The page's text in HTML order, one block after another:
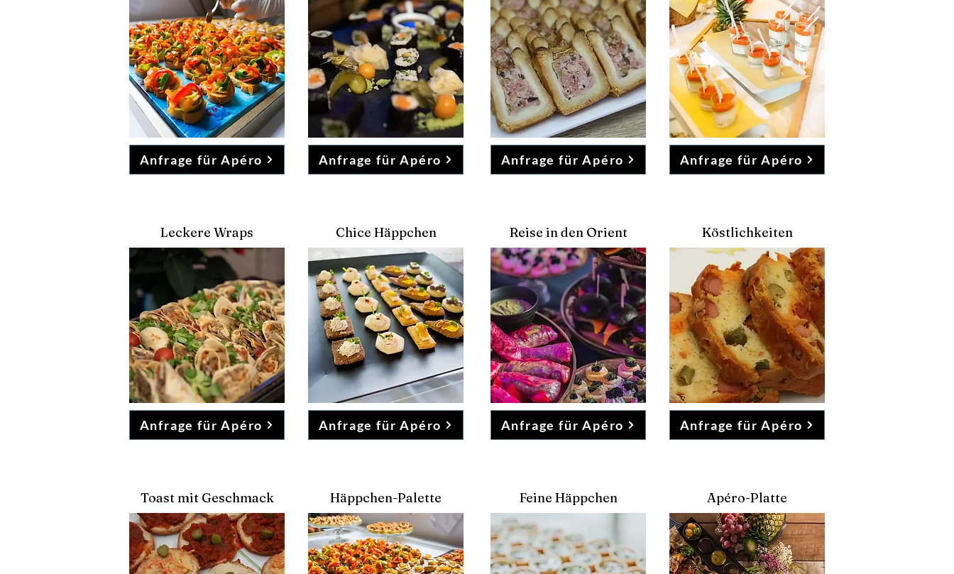
Anfrage für Apéro Anfrage für Apéro Anfrage für Apéro Anfrage für Apéro
Leckere Wraps
Anfrage für Apéro
Chice Häppchen
Anfrage für Apéro
Reise in den Orient
Anfrage für Apéro
Köstlichkeiten
Anfrage für Apéro
Toast mit Geschmack Häppchen-Palette Feine Häppchen Apéro-Platte